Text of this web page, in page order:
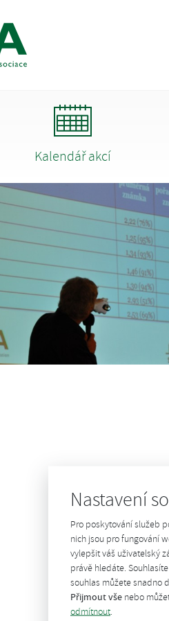
Nastavení
Pro poskytování služeb
nich jsou pro fungování
vylepšit váš uživatelský
právě hledáte.
souhlas můžete snadno
Přijmout vše nebo
odmítnout
Kalendář akcí